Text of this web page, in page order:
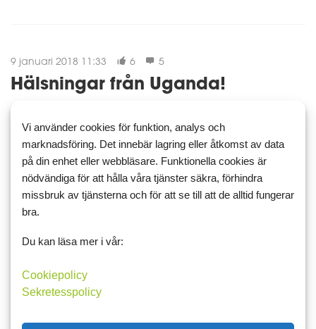
9 januari 2018 11:33 6 5
Hälsningar från Uganda!
Vi har fått en hälsning från vårt fadderbarn, Sanyu i Uganda. Hon
mår fint och med ett stort leende hälsar hon till oss här på MD.
Jag själv vill passa på att önska er alla en riktigt fin vecka, här i
Malmö skiner solen som gör...
Vi använder cookies för funktion, analys och
marknadsföring. Det innebär lagring eller åtkomst av data
på din enhet eller webbläsare. Funktionella cookies är
nödvändiga för att hålla våra tjänster säkra, förhindra
missbruk av tjänsterna och för att se till att de alltid fungerar
bra.
Du kan läsa mer i vår:
Cookiepolicy
Sekretesspolicy